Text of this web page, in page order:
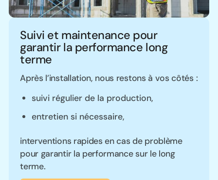
Suivi et maintenance pour
garantir la performance long
terme
Après l’installation, nous restons à vos côtés :
suivi régulier de la production,
entretien si nécessaire,
interventions rapides en cas de problème
pour garantir la performance sur le long
terme.